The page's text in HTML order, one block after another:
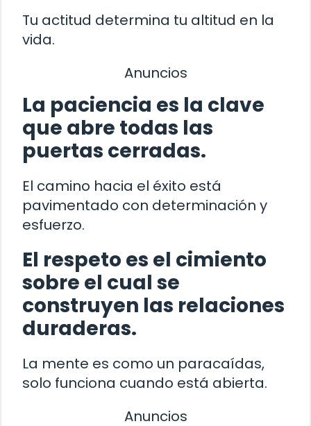
Tu actitud determina tu altitud en la
vida.
Anuncios
La paciencia es la clave
que abre todas las
puertas cerradas.
El camino hacia el éxito está
pavimentado con determinación y
esfuerzo.
El respeto es el cimiento
sobre el cual se
construyen las relaciones
duraderas.
La mente es como un paracaídas,
solo funciona cuando está abierta.
Anuncios